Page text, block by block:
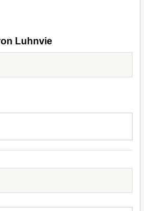
Luhnvie